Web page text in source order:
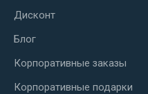
Дисконт
Блог
Корпоративные заказы
Корпоративные подарки